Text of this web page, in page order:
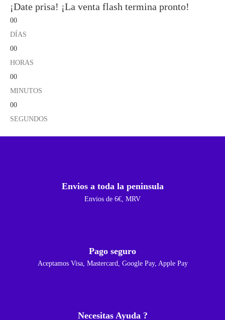
¡Date prisa! ¡La venta flash termina pronto!
00
DÍAS
00
HORAS
00
MINUTOS
00
SEGUNDOS
Envios a toda la peninsula
Envios de 6€, MRV
Pago seguro
Aceptamos Visa, Mastercard, Google Pay, Apple Pay
Necesitas Ayuda ?